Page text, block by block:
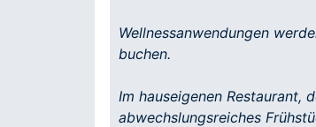
Wellnessanwendungen
buchen.
Im hauseigenen Restaurant,
abwechslungsreiches